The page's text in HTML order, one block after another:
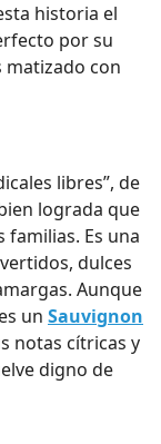
historia el
por su
con
libres”, de
lograda que
Es una
dulces
Aunque
un Sauvignon
notas cítricas y
digno de